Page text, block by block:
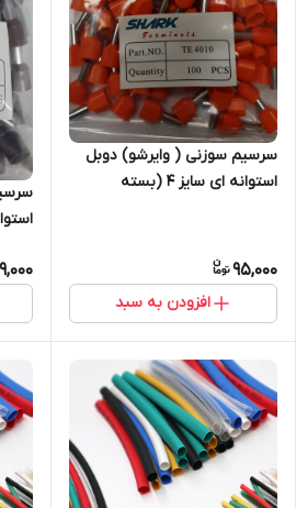
سرسیم سوزنی ( وایرشو) دوبل
استوانه ای سایز 4 (بسته
95,000
افزودن به سبد